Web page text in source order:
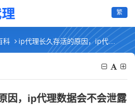
繁
科 ip代理长久存活的原因，ip代理数据会不会泄露
因，ip代理数据会不会泄露